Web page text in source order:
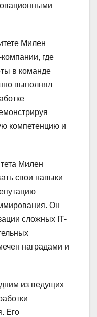
Милен
где
в команде
выполнял
компетенцию и
Милен
свои навыки
Он
сложных IT-
наградами и
из ведущих
Его